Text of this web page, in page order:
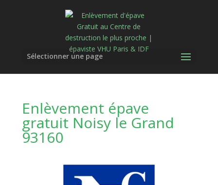
Sélectionner une page
Enlèvement épave
gratuit Noisy le Grand
93160